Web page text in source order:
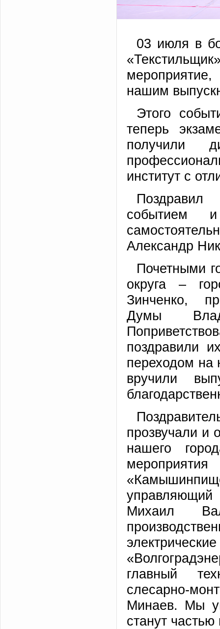
03 июля в
нашим
Этого
теперь
получили
институт с
событием
Александр
Почетными
округа –
Зинченко,
Думы
поздравили
переходом на
вручили
прозвучали и
нашего
Михаил
главный
слесарно-
Минаев. Мы
станут частью